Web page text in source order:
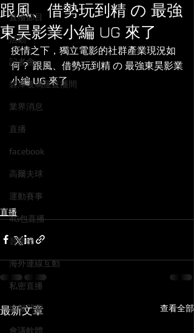
直播節目
活動
記者會
碧潭玻璃屋直播間
業界消息
直播
facebook
高爾夫球
運動賽事
4G包直播
音樂會
海外連線互動
私密直播
虛擬門票
會議軟體
跟風、借勢玩到精 の 最強
東昊影業小編 UG 來了
疫情之下，獨立電影的社群產業現況如
何？ 跟風、借勢玩到精 の 最強東昊影業
小編 UG 來了
直播
最新文章 查看全部